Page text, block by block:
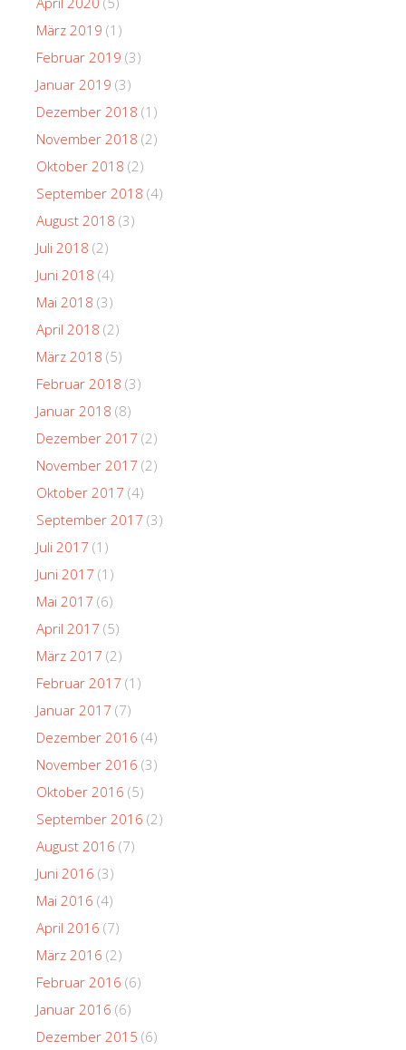
März 2019 (1)
Februar 2019 (3)
Januar 2019 (3)
Dezember 2018 (1)
November 2018 (2)
Oktober 2018 (2)
September 2018 (4)
August 2018 (3)
Juli 2018 (2)
Juni 2018 (4)
Mai 2018 (3)
April 2018 (2)
März 2018 (5)
Februar 2018 (3)
Januar 2018 (8)
Dezember 2017 (2)
November 2017 (2)
Oktober 2017 (4)
September 2017 (3)
Juli 2017 (1)
Juni 2017 (1)
Mai 2017 (6)
April 2017 (5)
März 2017 (2)
Februar 2017 (1)
Januar 2017 (7)
Dezember 2016 (4)
November 2016 (3)
Oktober 2016 (5)
September 2016 (2)
August 2016 (7)
Juni 2016 (3)
Mai 2016 (4)
April 2016 (7)
März 2016 (2)
Februar 2016 (6)
Januar 2016 (6)
Dezember 2015 (6)